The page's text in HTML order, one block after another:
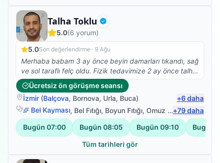
Talha Toklu Doğrulanmış
Fizyoterapist
5.0(6 yorum)
5.0Son değerlendirme · 9 Ağu
Merhaba babam 3 ay önce beyin damarları tıkandı, sağ
ve sol taraflı felç oldu. Fizik tedavimize 2 ay önce talha
beyle başladık çok olumlu ve güzel sonuçlar aldık,
şükürler olsun ki yatalak olan babam bugün ilk defa
kendi başına ayağa kalkabildi, çok mutluyum, talha
bey gerçekten de alanında çok iyi ve işini severek
yapıyor, ayrıyetten de çok mütevazi ve güler yüzlü
olması ayrı bir güzel. Tedavimiz şuanda da devam
ediyor, Buradan talha beye sonsuz teşekkürlerimi
iletiyorum, RABBİM her daim sizinle olsun.
Ücretsiz ön görüşme seansı
İzmir (Balçova, Bornova, Urla, Buca) +6daha
Bel Kayması, Bel Fıtığı, Boyun Fıtığı, Omuz Bağ Yaralanması +79daha
Bugün 07:00 Bugün 08:05 Bugün 09:10 Bugün
Tüm tarihleri gör